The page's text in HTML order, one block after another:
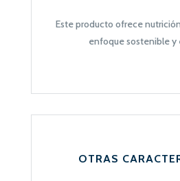
Este producto ofrece
enfoque sostenible y
OTRAS